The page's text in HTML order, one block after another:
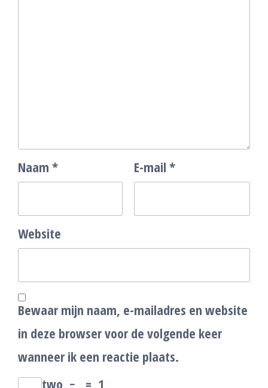
Naam * E-mail *
Website
Bewaar mijn naam, e-mailadres en website
in deze browser voor de volgende keer
wanneer ik een reactie plaats.
two − = 1